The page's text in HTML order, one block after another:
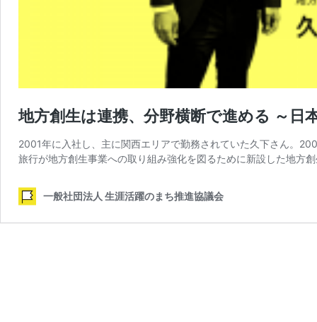
地方創生は連携、分野横断で進める ～日
2001年に入社し、主に関西エリアで勤務されていた久下さん。
旅行が地方創生事業への取り組み強化を図るために新設した地方
一般社団法人 生涯活躍のまち推進協議会